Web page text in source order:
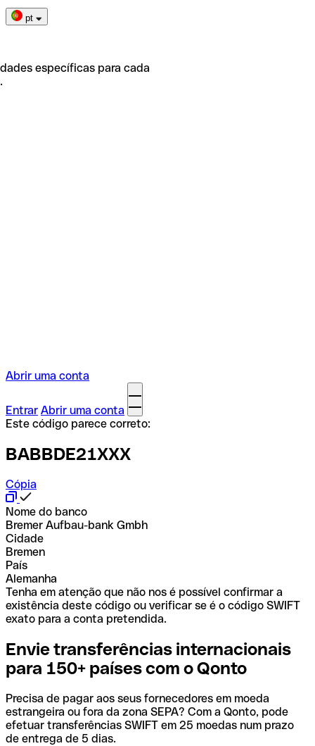
pt
específicas para cada
Abrir uma conta
Entrar Abrir uma conta
Este código parece correto:
BABBDE21XXX
Cópia
Nome do banco
Bremer Aufbau-bank Gmbh
Cidade
Bremen
País
Alemanha
Tenha em atenção que não nos é possível confirmar a
existência deste código ou verificar se é o código SWIFT
exato para a conta pretendida.
Envie transferências internacionais
para 150+ países com o Qonto
Precisa de pagar aos seus fornecedores em moeda
estrangeira ou fora da zona SEPA? Com a Qonto, pode
efetuar transferências SWIFT em 25 moedas num prazo
de entrega de 5 dias.